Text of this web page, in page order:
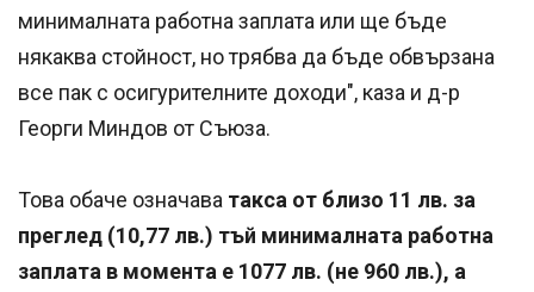
минималната работна заплата или ще бъде
някаква стойност, но трябва да бъде обвързана
все пак с осигурителните доходи", каза и д-р
Георги Миндов от Съюза.
Това обаче означава такса от близо 11 лв. за
преглед (10,77 лв.) тъй минималната работна
заплата в момента е 1077 лв. (не 960 лв.), а